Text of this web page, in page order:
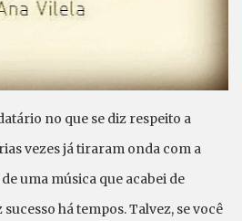
no que se diz respeito a
vezes já tiraram onda com a
uma música que acabei de
há tempos. Talvez, se você